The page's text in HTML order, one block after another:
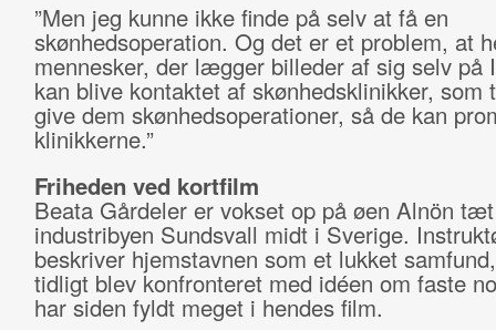
”Men jeg kunne ikke finde på selv at få en
skønhedsoperation. Og det er et problem, at
mennesker, der lægger billeder af sig selv på
kan blive kontaktet af skønhedsklinikker, som
give dem skønhedsoperationer, så de kan
klinikkerne.”
Friheden ved kortfilm
Beata Gårdeler er vokset op på øen Alnön
industribyen Sundsvall midt i Sverige.
beskriver hjemstavnen som et lukket
tidligt blev konfronteret med idéen om faste
har siden fyldt meget i hendes film.